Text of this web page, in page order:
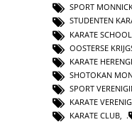
SPORT
STUDENTEN
KARATE
OOSTERSE
KARATE
SHOTOKAN
SPORT
KARATE
KARATE CLUB